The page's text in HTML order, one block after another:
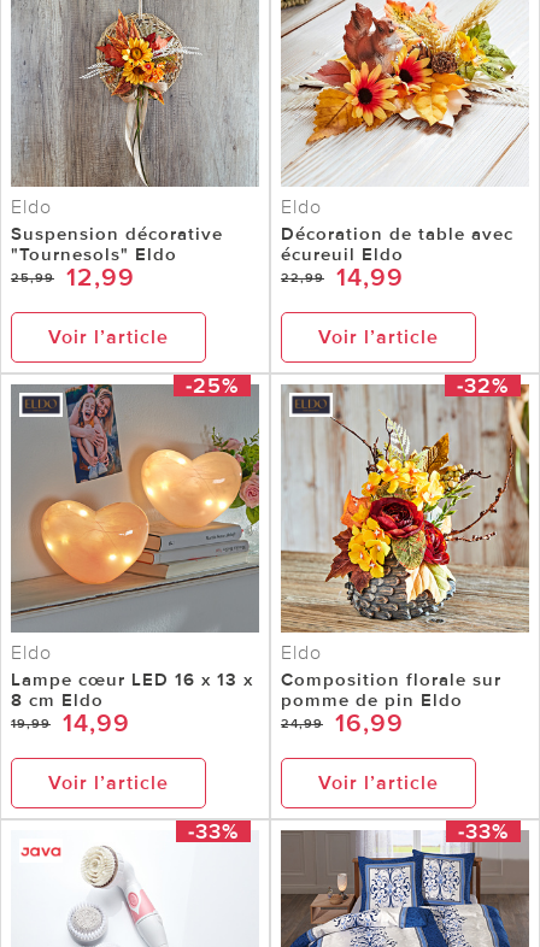
Eldo
Suspension décorative
"Tournesols" Eldo
25,99 12,99
Voir l’article
Eldo
Décoration de table avec
écureuil Eldo
22,99 14,99
Voir l’article
-25%
Eldo
Lampe cœur LED 16 x 13 x
8 cm Eldo
19,99 14,99
Voir l’article
-32%
Eldo
Composition florale sur
pomme de pin Eldo
24,99 16,99
Voir l’article
-33% -33%